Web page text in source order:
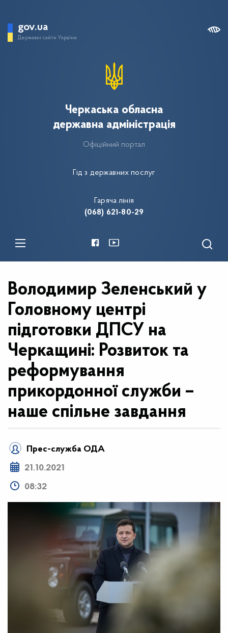
gov.ua
Державні сайти України
Гід з державних послуг
Черкаська обласна
державна адміністрація
Офіційний портал
Гаряча лінія
(068) 621-80-29
Володимир Зеленський у
Головному центрі
підготовки ДПСУ на
Черкащині: Розвиток та
реформування
прикордонної служби –
наше спільне завдання
Прес-служба ОДА
21.10.2021
08:32